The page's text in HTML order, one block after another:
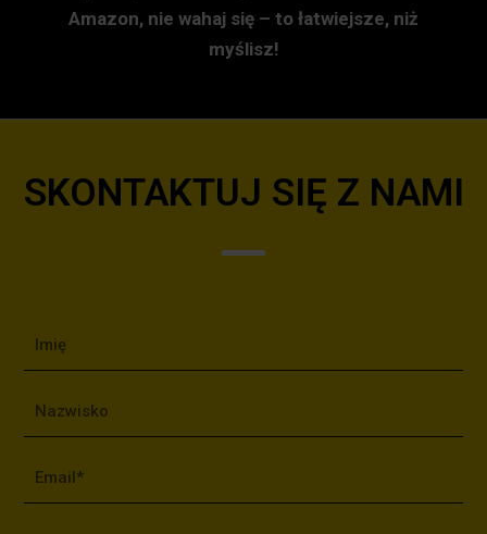
Amazon, nie wahaj się – to łatwiejsze, niż
myślisz!
SKONTAKTUJ SIĘ Z NAMI